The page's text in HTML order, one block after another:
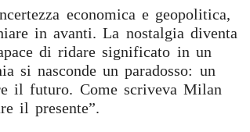
economica e geopolitica,
in avanti. La nostalgia diventa
di ridare significato in un
si nasconde un paradosso: un
il futuro. Come scriveva Milan
il presente”.